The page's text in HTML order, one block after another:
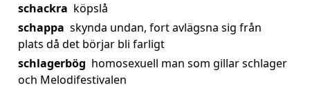
schackra köpslå
schappa skynda undan, fort avlägsna sig från
plats då det börjar bli farligt
schlagerbög homosexuell man som gillar schlager
och Melodifestivalen